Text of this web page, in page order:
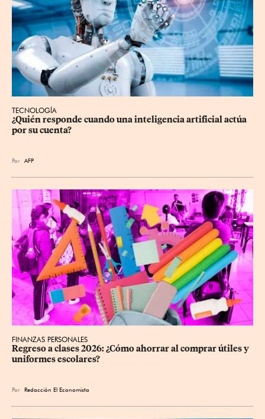
TECNOLOGÍA
¿Quién responde cuando una inteligencia artificial actúa
por su cuenta?
Por AFP
FINANZAS PERSONALES
Regreso a clases 2026: ¿Cómo ahorrar al comprar útiles y
uniformes escolares?
Por Redacción El Economista